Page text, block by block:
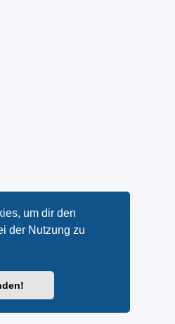
um dir den
der Nutzung zu